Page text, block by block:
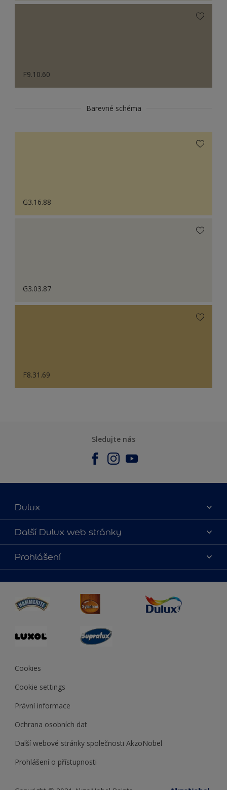
F9.10.60
Barevné schéma
G3.16.88
G3.03.87
F8.31.69
Sledujte nás
Dulux
O nás
Kontaktujte nás
Najít obchod
Další Dulux web stránky
duluxmalir.cz
duluxmaliar.sk
duluxprodejnabarev.cz
duluxpredajnafarieb.sk
Prohlášení
Cookies
Cookie settings
Právní informace
Ochrana osobních dat
Další webové stránky společnosti AkzoNobel
Prohlášení o přístupnosti